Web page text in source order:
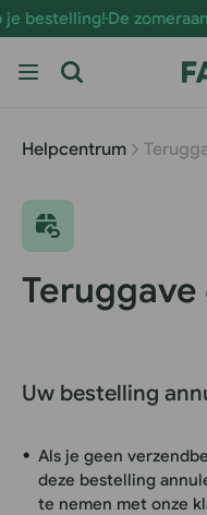
de
De
Helpcentrum
Uw bestelling
Als je geen
deze bestelling
te nemen met onze